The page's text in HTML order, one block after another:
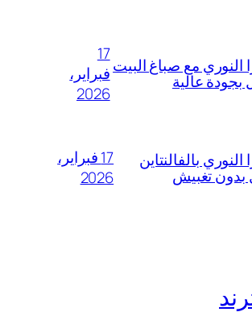
النوري مع صباغ البيت
17
فبراير،
2026
النوري بالفالنتاين
17 فبراير،
2026